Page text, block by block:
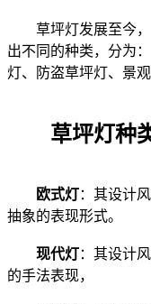
草坪灯发展至今，
出不同的种类，分为
灯、防盗草坪灯、景
草坪灯种
欧式灯：其设计
抽象的表现形式。
现代灯：其设计
的手法表现，